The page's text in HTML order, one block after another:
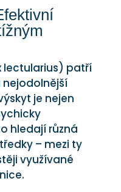
lectularius) patří
nejodolnější
je nejen
hledají různá
– mezi ty
využívané